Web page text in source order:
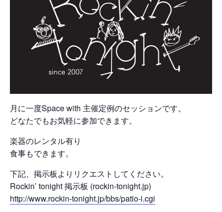
月に一度Space with 主催定例のセッションです。
どなたでもお気軽に参加できます。
楽器のレンタル有り
食事もできます。
下記、掲示板よりリクエストしてください。
Rockin’ tonight 掲示板 (rockin-tonight.jp)
http://www.rockin-tonight.jp/bbs/patio-i.cgi